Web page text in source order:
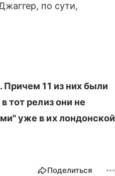
по сути,
11 из них были
тот релиз они не
уже в их лондонской
Поделиться